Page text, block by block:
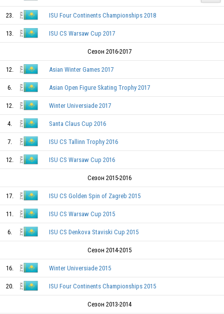
KAZ
23. ISU Four Continents Championships 2018
13. ISU CS Warsaw Cup 2017
Сезон 2016-2017
12. Asian Winter Games 2017
6. Asian Open Figure Skating Trophy 2017
12. Winter Universiade 2017
4. Santa Claus Cup 2016
7. ISU CS Tallinn Trophy 2016
12. ISU CS Warsaw Cup 2016
Сезон 2015-2016
17. ISU CS Golden Spin of Zagreb 2015
11. ISU CS Warsaw Cup 2015
6. ISU CS Denkova Staviski Cup 2015
Сезон 2014-2015
16. Winter Universiade 2015
20. ISU Four Continents Championships 2015
Сезон 2013-2014